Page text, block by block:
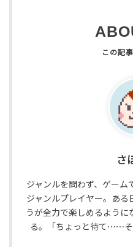
さ
ジャンルを問わず、ゲーム
ジャンルプレイヤー。ある
うが全力で楽しめるよう
る。「ちょっと待て⋯⋯そ